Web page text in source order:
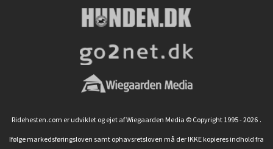
Ridehesten.com er udviklet og ejet af Wiegaarden Media © Copyright 1995 - 2026 .
Ifølge markedsføringsloven samt ophavsretsloven må der IKKE kopieres indhold fra